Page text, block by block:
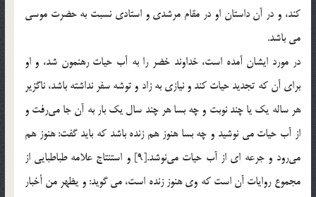
كند، و در آن داستان او در مقام مرشدي و استادي نسبت به حضرت موسي
مي باشد.
در مورد ايشان آمده است، خداوند خضر را به آب حيات رهنمون شد، و او
براي آن كه تجديد حيات كند و نيازي به زاد و توشه سفر نداشته باشد، ناگزير
هر ساله يك يا چند نوبت و چه بسا هر چند سال يك بار به آن جا مي‌رفت و
از آب حيات مي نوشيد و چه بسا هنوز هم زنده باشد كه بايد گفت: هنوز هم
مي‌رود و جرعه اي از آب حيات مي‌نوشد.[9] و استنتاج علامه طباطبايي از
مجموع روايات آن است كه وي هنوز زنده است، می گوید: و يظهر من أخبار